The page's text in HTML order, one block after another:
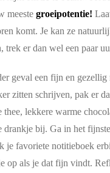
meeste groeipotentie!
komt. Je kan ze
trek er dan wel een paar
geval een fijn en gezellig
zitten schrijven, pak er
thee, lekkere warme
drankje bij. Ga in het
je favoriete notitieboek
op als je dat fijn vindt.